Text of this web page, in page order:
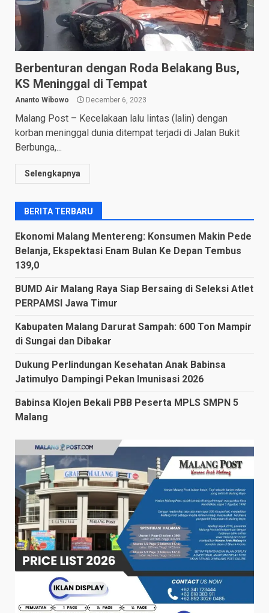
Berbenturan dengan Roda Belakang Bus,
KS Meninggal di Tempat
Ananto Wibowo December 6, 2023
Malang Post – Kecelakaan lalu lintas (lalin) dengan
korban meninggal dunia ditempat terjadi di Jalan Bukit
Berbunga,...
Selengkapnya
BERITA TERBARU
Ekonomi Malang Mentereng: Konsumen Makin Pede
Belanja, Ekspektasi Enam Bulan Ke Depan Tembus
139,0
BUMD Air Malang Raya Siap Bersaing di Seleksi Atlet
PERPAMSI Jawa Timur
Kabupaten Malang Darurat Sampah: 600 Ton Mampir
di Sungai dan Dibakar
Dukung Perlindungan Kesehatan Anak Babinsa
Jatimulyo Dampingi Pekan Imunisasi 2026
Babinsa Klojen Bekali PBB Peserta MPLS SMPN 5
Malang